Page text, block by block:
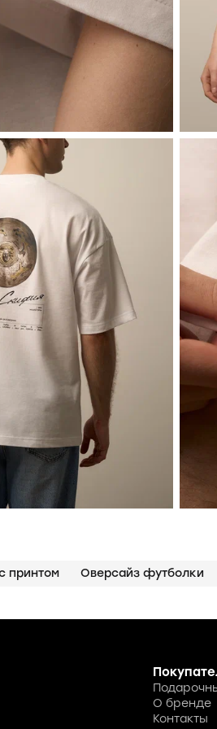
принтом Оверсайз футболки
О бренде
Контакты